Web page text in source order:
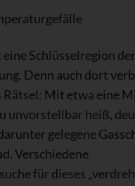
Schlüsselregion der
Denn auch dort
Rätsel: Mit etwa eine
unvorstellbar heiß,
gelegene
Verschiedene
für dieses